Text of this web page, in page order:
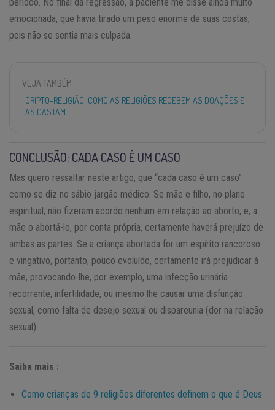
emocionada, que havia tirado um peso enorme de suas costas,
pois não se sentia mais culpada.
VEJA TAMBÉM
CRIPTO-RELIGIÃO: COMO AS RELIGIÕES RECEBEM AS DOAÇÕES E
AS GASTAM
CONCLUSÃO: CADA CASO É UM CASO
Mas quero ressaltar neste artigo, que “cada caso é um caso”
como se diz no sábio jargão médico. Se mãe e filho, no plano
espiritual, não fizeram acordo nenhum em relação ao aborto, e, a
mãe o abortá-lo, por conta própria, certamente haverá prejuízo de
ambas as partes. Se a criança abortada for um espírito rancoroso
e vingativo, portanto, pouco evoluído, certamente irá prejudicar à
mãe, provocando-lhe, por exemplo, uma infecção urinária
recorrente, infertilidade, ou mesmo lhe causar uma disfunção
sexual, como falta de desejo sexual ou dispareunia (dor na relação
sexual).
Saiba mais :
Como crianças de 9 religiões diferentes definem o que é Deus